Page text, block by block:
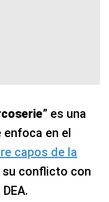
” es una
enfoca en el
capos de la
su conflicto con